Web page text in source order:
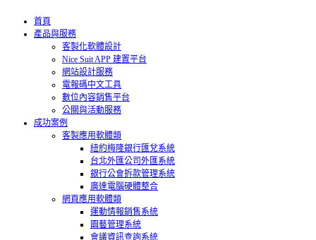
首頁
產品與服務
客製化軟體設計
Nice Suit APP 建置平台
網站設計服務
電報碼中文工具
數位內容銷售平台
公關與活動服務
成功案例
客製應用軟體類
紐約梅隆銀行匯兌系統
台北外匯公司外匯系統
銀行公會拆款管理系統
廣達電腦硬體整合
網頁應用軟體類
運動情報銷售系統
園藝管理系統
會議資訊查詢系統